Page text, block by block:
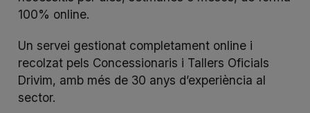
100% online.
Un servei gestionat completament online i
recolzat pels Concessionaris i Tallers Oficials
Drivim, amb més de 30 anys d’experiència al
sector.